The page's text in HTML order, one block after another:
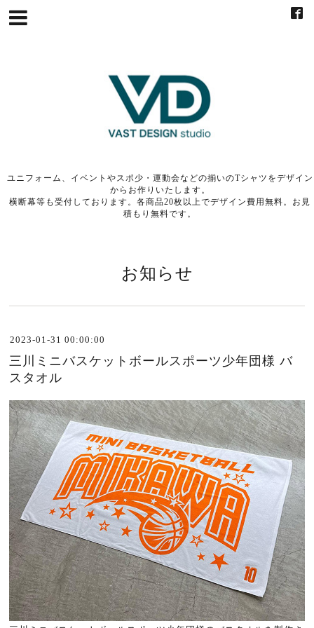
ユニフォーム、イベントやスポ少・運動会などの揃いのTシャツをデザイン
からお作りいたします。
横断幕等も受付しております。各商品20枚以上でデザイン費用無料。お見
積もり無料です。
お知らせ
2023-01-31 00:00:00
三川ミニバスケットボールスポーツ少年団様 バ
スタオル